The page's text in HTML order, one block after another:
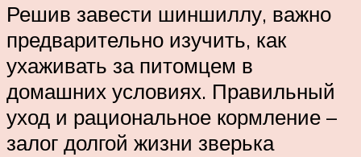
Решив завести шиншиллу, важно
предварительно изучить, как
ухаживать за питомцем в
домашних условиях. Правильный
уход и рациональное кормление –
залог долгой жизни зверька